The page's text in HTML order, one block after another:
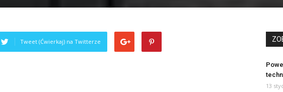
Tweet (Ćwierkaj) na Twitterze
13